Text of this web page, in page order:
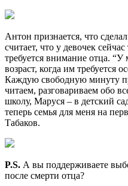
Антон признается, что
считает, что у девочек
требуется внимание отца. “У
возраст, когда им требуется
Каждую свободную минуту
читаем, разговариваем обо
школу, Маруся – в детский
теперь семья для меня на
Табаков.
P.S. А вы поддерживаете
после смерти отца?